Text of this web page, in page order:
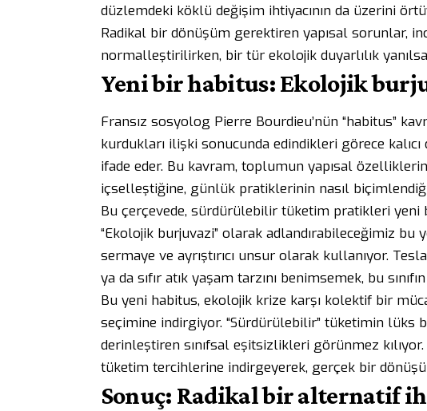
düzlemdeki köklü değişim ihtiyacının da üzerini
Radikal bir dönüşüm gerektiren yapısal sorunlar,
normalleştirilirken, bir tür ekolojik duyarlılık
Yeni bir habitus: Ekolojik
Fransız sosyolog Pierre Bourdieu’nün “habitus”
kurdukları ilişki sonucunda edindikleri görece
ifade eder. Bu kavram, toplumun yapısal
içselleştiğine, günlük pratiklerinin nasıl
Bu çerçevede, sürdürülebilir tüketim pratikleri yeni
“Ekolojik burjuvazi” olarak adlandırabileceğimiz bu
sermaye ve ayrıştırıcı unsur olarak kullanıyor.
ya da sıfır atık yaşam tarzını benimsemek, bu
Bu yeni habitus, ekolojik krize karşı kolektif bir
seçimine indirgiyor. “Sürdürülebilir” tüketimin lüks
derinleştiren sınıfsal eşitsizlikleri görünmez
tüketim tercihlerine indirgeyerek, gerçek bir
Sonuç: Radikal bir alternatif